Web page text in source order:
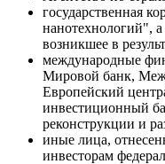
государственная
нанотехнологий",
возникшее в
международные
Мировой банк,
Европейский
инвестиционный
реконструкции и
иные лица,
инвесторам